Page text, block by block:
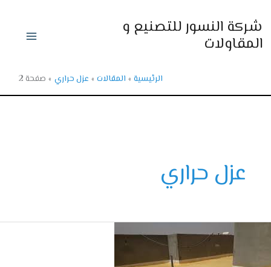
النسور للتصنيع و
الرئيسية المقالات عزل حراري صفحة 2
عزل حراري